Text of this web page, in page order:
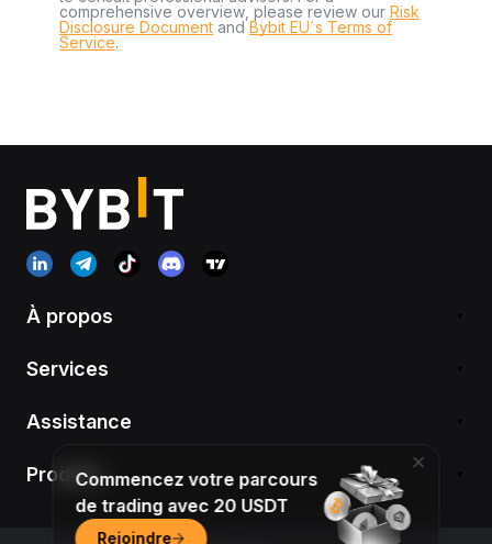
comprehensive overview, please review our Risk
Disclosure Document andBybit EU´s Terms of
Service.
À propos
Services
Assistance
ProduitsCommencez votre parcours
de trading avec 20 USDT
Rejoindre